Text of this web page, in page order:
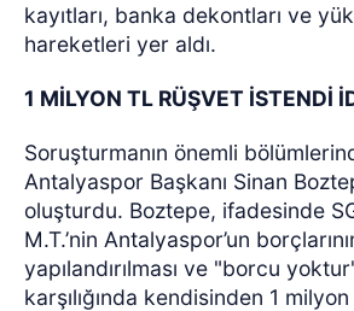
kayıtları, banka dekontları ve
hareketleri yer aldı.
1 MİLYON TL RÜŞVET İSTENDİ
Soruşturmanın önemli
Antalyaspor Başkanı Sinan
oluşturdu. Boztepe, ifadesinde
M.T.’nin Antalyaspor’un
yapılandırılması ve "borcu
karşılığında kendisinden 1